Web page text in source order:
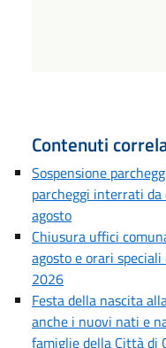
Contenuti
Sospensione
parcheggi interrati da
agosto
Chiusura uffici
agosto e orari
2026
Festa della nascita
anche i nuovi nati e
famiglie della Città di